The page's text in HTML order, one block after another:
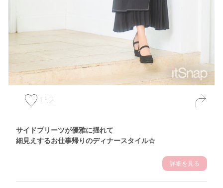
152
サイドプリーツが優雅に揺れて
細見えするお仕事帰りのディナースタイル☆
詳細を見る